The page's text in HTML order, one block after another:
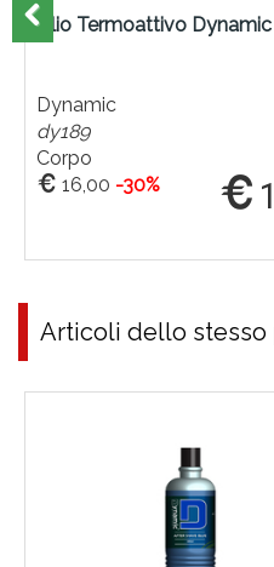
Olio Termoattivo
Dynamic
dy189
Corpo
16,00 -30%
Articoli dello